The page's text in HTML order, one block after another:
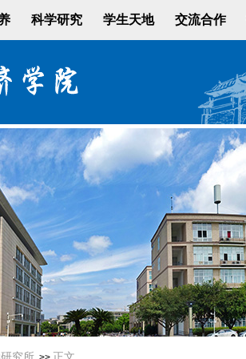
科学研究 学生天地 交流合作